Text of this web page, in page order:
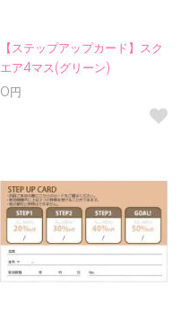
【ステップアップカード】スク
エア4マス(グリーン)
0円